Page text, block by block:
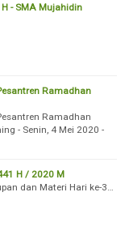
- SMA Mujahidin
Ramadhan
Ramadhan
- Senin, 4 Mei 2020 -
H / 2020 M
dan Materi Hari ke-3…